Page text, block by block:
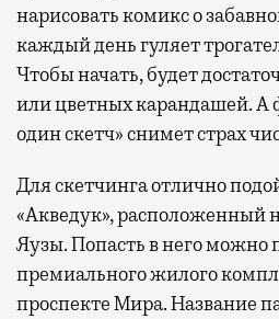
нарисовать комикс о
каждый день гуляет
Чтобы начать, будет
или цветных карандашей. А
один скетч» снимет страх
Для скетчинга отлично
«Акведук», расположенный
Яузы. Попасть в него можно
премиального жилого
проспекте Мира. Название